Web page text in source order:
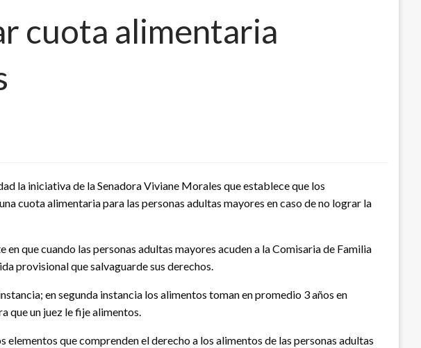
cuota alimentaria
la iniciativa de la Senadora Viviane Morales que establece que los
cuota alimentaria para las personas adultas mayores en caso de no lograr la
que cuando las personas adultas mayores acuden a la Comisaria de Familia
provisional que salvaguarde sus derechos.
en segunda instancia los alimentos toman en promedio 3 años en
que un juez le fije alimentos.
que comprenden el derecho a los alimentos de las personas adultas